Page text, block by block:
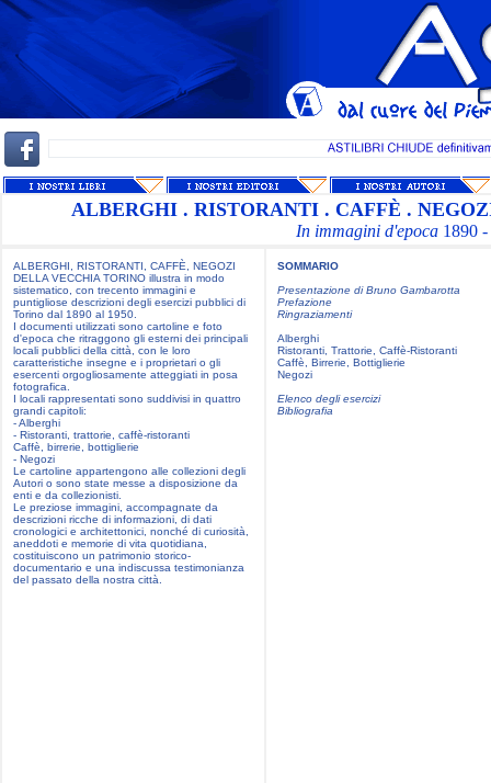
ALBERGHI . RISTORANTI . CAFFÈ .
In immagini d'epoca 1890
ALBERGHI, RISTORANTI, CAFFÈ, NEGOZI
DELLA VECCHIA TORINO illustra in modo
sistematico, con trecento immagini e
puntigliose descrizioni degli esercizi pubblici di
Torino dal 1890 al 1950.
I documenti utilizzati sono cartoline e foto
d'epoca che ritraggono gli esterni dei principali
locali pubblici della città, con le loro
caratteristiche insegne e i proprietari o gli
esercenti orgogliosamente atteggiati in posa
fotografica.
I locali rappresentati sono suddivisi in quattro
grandi capitoli:
- Alberghi
- Ristoranti, trattorie, caffè-ristoranti
Caffè, birrerie, bottiglierie
- Negozi
Le cartoline appartengono alle collezioni degli
Autori o sono state messe a disposizione da
enti e da collezionisti.
Le preziose immagini, accompagnate da
descrizioni ricche di informazioni, di dati
cronologici e architettonici, nonché di curiosità,
aneddoti e memorie di vita quotidiana,
costituiscono un patrimonio storico-
documentario e una indiscussa testimonianza
del passato della nostra città.
SOMMARIO
Presentazione di Bruno Gambarotta
Prefazione
Ringraziamenti
Alberghi
Ristoranti, Trattorie, Caffè-Ristoranti
Caffè, Birrerie, Bottiglierie
Negozi
Elenco degli esercizi
Bibliografia